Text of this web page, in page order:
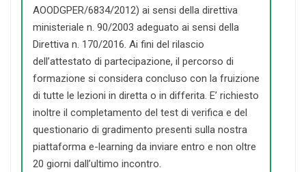
AOODGPER/6834/2012) ai sensi della direttiva
ministeriale n. 90/2003 adeguato ai sensi della
Direttiva n. 170/2016. Ai fini del rilascio
dell’attestato di partecipazione, il percorso di
formazione si considera concluso con la fruizione
di tutte le lezioni in diretta o in differita. E’ richiesto
inoltre il completamento del test di verifica e del
questionario di gradimento presenti sulla nostra
piattaforma e-learning da inviare entro e non oltre
20 giorni dall’ultimo incontro.